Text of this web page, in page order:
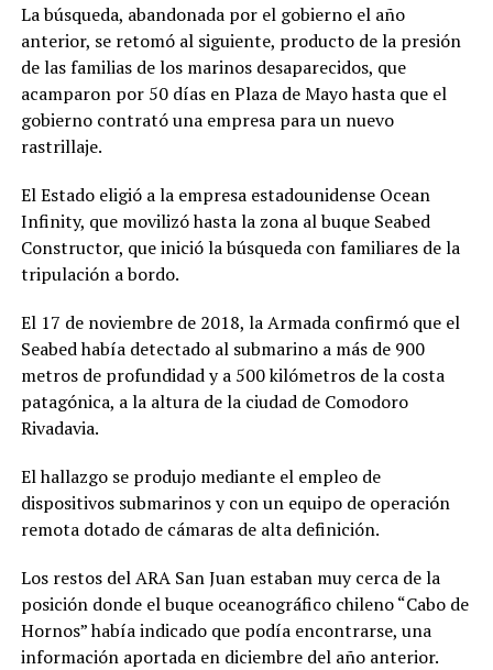
La búsqueda, abandonada por el gobierno el año
anterior, se retomó al siguiente, producto de la presión
de las familias de los marinos desaparecidos, que
acamparon por 50 días en Plaza de Mayo hasta que el
gobierno contrató una empresa para un nuevo
rastrillaje.
El Estado eligió a la empresa estadounidense Ocean
Infinity, que movilizó hasta la zona al buque Seabed
Constructor, que inició la búsqueda con familiares de la
tripulación a bordo.
El 17 de noviembre de 2018, la Armada confirmó que el
Seabed había detectado al submarino a más de 900
metros de profundidad y a 500 kilómetros de la costa
patagónica, a la altura de la ciudad de Comodoro
Rivadavia.
El hallazgo se produjo mediante el empleo de
dispositivos submarinos y con un equipo de operación
remota dotado de cámaras de alta definición.
Los restos del ARA San Juan estaban muy cerca de la
posición donde el buque oceanográfico chileno “Cabo de
Hornos” había indicado que podía encontrarse, una
información aportada en diciembre del año anterior.